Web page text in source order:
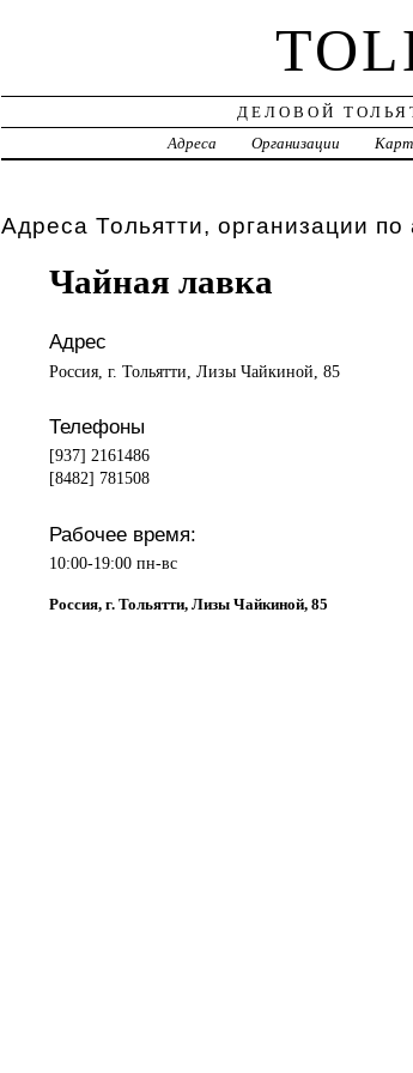
ДЕЛОВОЙ
Адреса
Организации
Адреса Тольятти, организации
Чайная лавка
Адрес
Россия, г. Тольятти, Лизы Чайкиной, 85
Телефоны
[937] 2161486
[8482] 781508
Рабочее время:
10:00-19:00 пн-вс
Россия, г. Тольятти, Лизы Чайкиной, 85